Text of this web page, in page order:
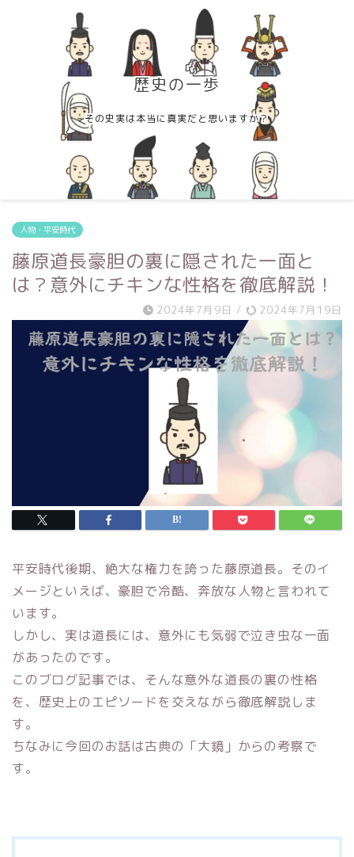
歴史の一歩
その史実は本当に真実だと思いますか？
人物・平安時代
藤原道長豪胆の裏に隠された一面と
は？意外にチキンな性格を徹底解説！
2024年7月9日 / 2024年7月19日
平安時代後期、絶大な権力を誇った藤原道長。そのイ
メージといえば、豪胆で冷酷、奔放な人物と言われて
います。
しかし、実は道長には、意外にも気弱で泣き虫な一面
があったのです。
このブログ記事では、そんな意外な道長の裏の性格
を、歴史上のエピソードを交えながら徹底解説しま
す。
ちなみに今回のお話は古典の「大鏡」からの考察で
す。